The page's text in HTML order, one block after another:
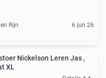
Rijn 6 jun 26
Nickelson Leren Jas ,
XL